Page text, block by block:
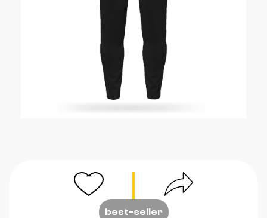
best-seller